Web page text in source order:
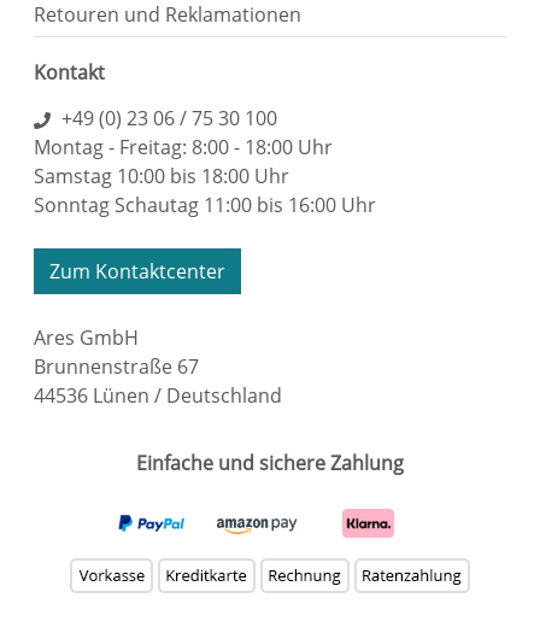
Retouren und Reklamationen
Kontakt
+49 (0) 23 06 / 75 30 100
Montag - Freitag: 8:00 - 18:00 Uhr
Samstag 10:00 bis 18:00 Uhr
Sonntag Schautag 11:00 bis 16:00 Uhr
Zum Kontaktcenter
Ares GmbH
Brunnenstraße 67
44536 Lünen / Deutschland
Einfache und sichere Zahlung